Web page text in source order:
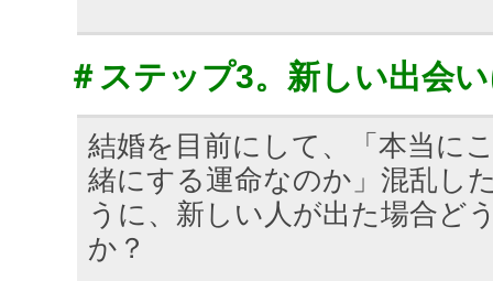
＃ステップ3。新しい出会
結婚を目前にして、「本当に
緒にする運命なのか」混乱し
うに、新しい人が出た場合ど
か？